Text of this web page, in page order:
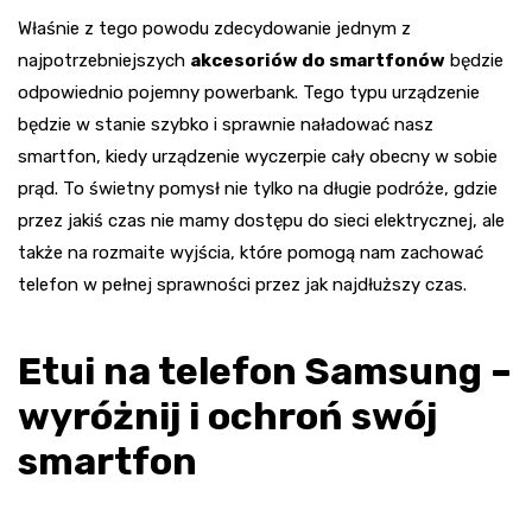
Właśnie z tego powodu zdecydowanie jednym z
najpotrzebniejszych akcesoriów do smartfonów będzie
odpowiednio pojemny powerbank. Tego typu urządzenie
będzie w stanie szybko i sprawnie naładować nasz
smartfon, kiedy urządzenie wyczerpie cały obecny w sobie
prąd. To świetny pomysł nie tylko na długie podróże, gdzie
przez jakiś czas nie mamy dostępu do sieci elektrycznej, ale
także na rozmaite wyjścia, które pomogą nam zachować
telefon w pełnej sprawności przez jak najdłuższy czas.
Etui na telefon Samsung –
wyróżnij i ochroń swój
smartfon